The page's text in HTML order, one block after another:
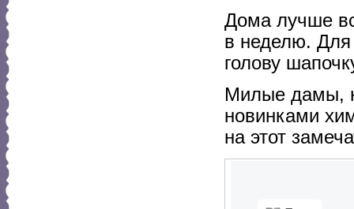
Дома лучше
в неделю. Для
голову
Милые дамы,
новинками
на этот